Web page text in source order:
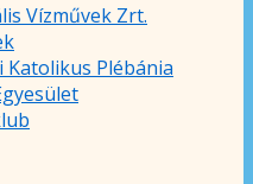
Vízművek Zrt.
Katolikus Plébánia